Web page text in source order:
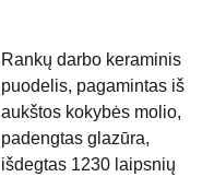
Rankų darbo keraminis
puodelis, pagamintas iš
aukštos kokybės molio,
padengtas glazūra,
išdegtas 1230 laipsnių